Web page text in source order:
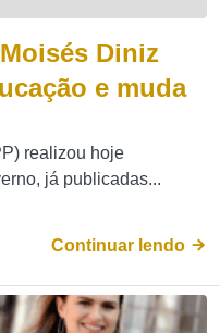
Diniz
e muda
realizou hoje
já publicadas...
Continuar lendo